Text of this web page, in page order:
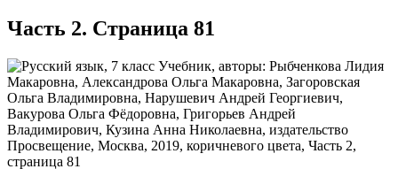
Часть 2. Cтраница 81